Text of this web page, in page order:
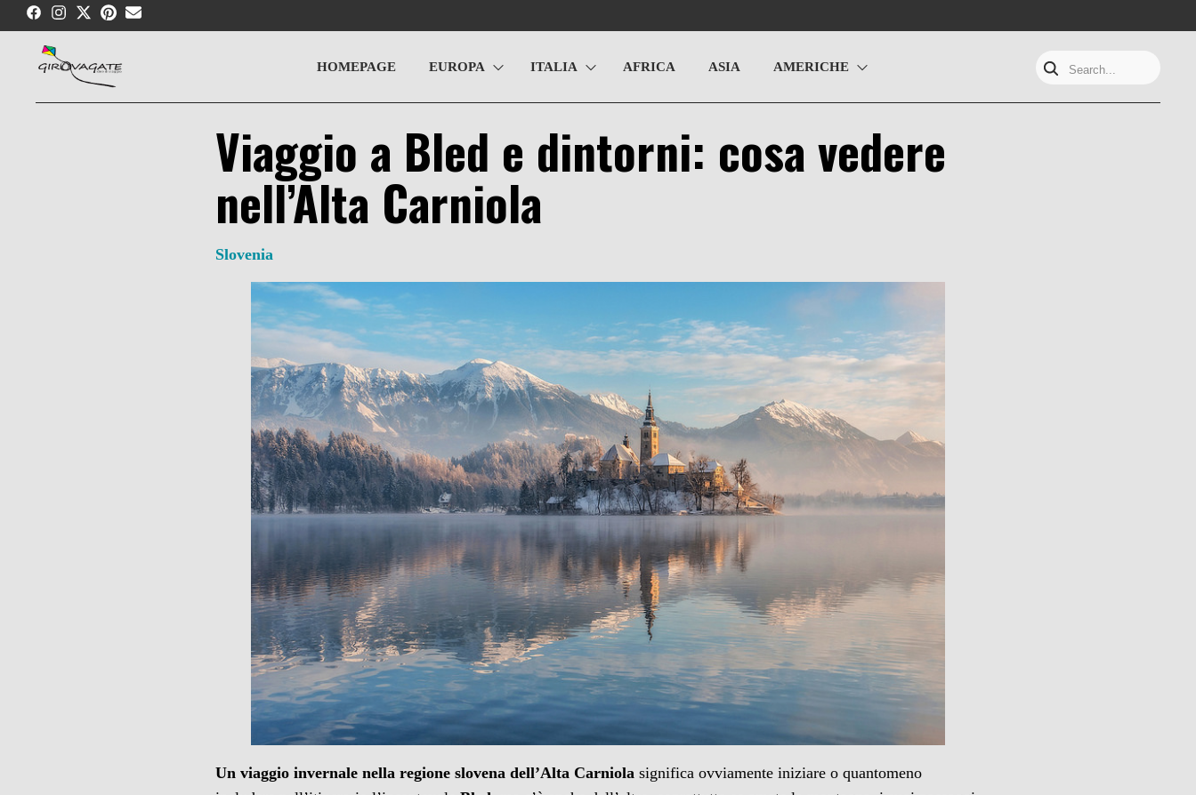
Skip
content
HOMEPAGE EUROPA ITALIA AFRICA ASIA AMERICHE
Search...
Viaggio a Bled e dintorni: cosa vedere
nell’Alta Carniola
Slovenia
Un viaggio invernale nella regione slovena dell’Alta Carniolasignifica ovviamente iniziare o quantomeno